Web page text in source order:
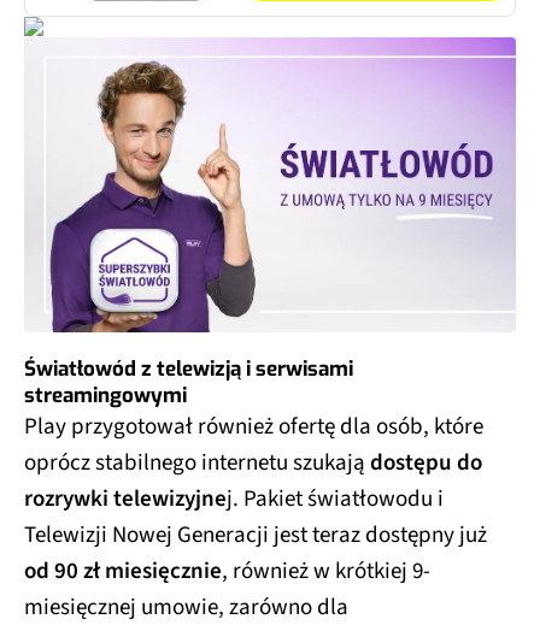
Światłowód z telewizją i serwisami
streamingowymi
Play przygotował również ofertę dla osób, które
oprócz stabilnego internetu szukajądostępu do
rozrywki telewizyjnej. Pakiet światłowodu i
Telewizji Nowej Generacji jest teraz dostępny już
od 90 zł miesięcznie, również w krótkiej 9-
miesięcznej umowie, zarówno dla